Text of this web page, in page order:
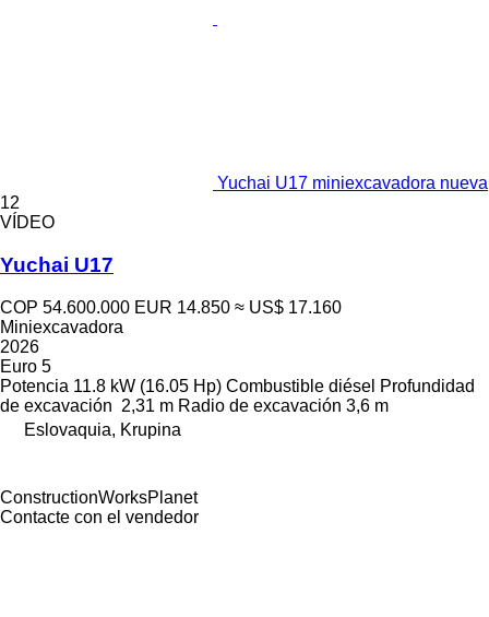
Yuchai U17 miniexcavadora nueva
12
VÍDEO
Yuchai U17
COP 54.600.000 EUR 14.850 ≈ US$ 17.160
Miniexcavadora
2026
Euro 5
Potencia 11.8 kW (16.05 Hp) Combustible diésel Profundidad
de excavación 2,31 m Radio de excavación 3,6 m
Eslovaquia, Krupina
ConstructionWorksPlanet
Contacte con el vendedor